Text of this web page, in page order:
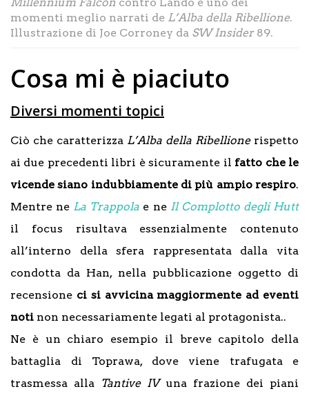
Millennium Falcon contro Lando è uno dei
momenti meglio narrati de L’Alba della Ribellione.
Illustrazione di Joe Corroney da SW Insider89.
Cosa mi è piaciuto
Diversi momenti topici
Ciò che caratterizza L’Alba della Ribellionerispetto
ai due precedenti libri è sicuramente il fatto che le
vicende siano indubbiamente di più ampio respiro.
Mentre ne La Trappola e ne Il Complotto degli Hutt
il focus risultava essenzialmente contenuto
all’interno della sfera rappresentata dalla vita
condotta da Han, nella pubblicazione oggetto di
recensione ci si avvicina maggiormente ad eventi
noti non necessariamente legati al protagonista..
Ne è un chiaro esempio il breve capitolo della
battaglia di Toprawa, dove viene trafugata e
trasmessa alla Tantive IVuna frazione dei piani